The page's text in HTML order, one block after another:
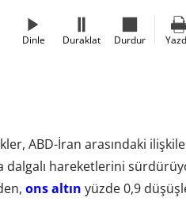
Dinle Duraklat Durdur
ABD-İran arasındaki
dalgalı hareketlerini
ons altın yüzde 0,9